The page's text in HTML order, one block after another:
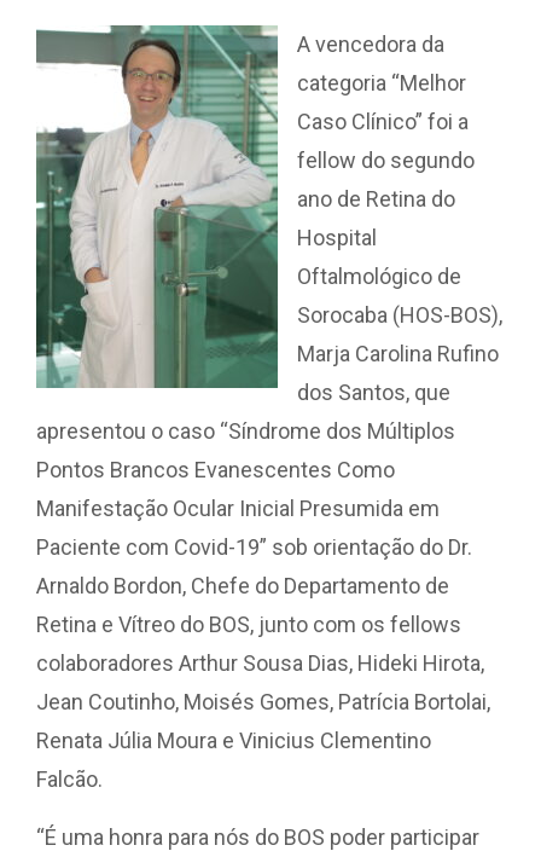
A vencedora da
categoria “Melhor
Caso Clínico” foi a
fellow do segundo
ano de Retina do
Hospital
Oftalmológico de
Sorocaba (HOS-BOS),
Marja Carolina Rufino
dos Santos, que
apresentou o caso “Síndrome dos Múltiplos
Pontos Brancos Evanescentes Como
Manifestação Ocular Inicial Presumida em
Paciente com Covid-19” sob orientação do Dr.
Arnaldo Bordon, Chefe do Departamento de
Retina e Vítreo do BOS, junto com os fellows
colaboradores Arthur Sousa Dias, Hideki Hirota,
Jean Coutinho, Moisés Gomes, Patrícia Bortolai,
Renata Júlia Moura e Vinicius Clementino
Falcão.
“É uma honra para nós do BOS poder participar